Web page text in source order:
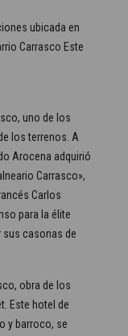
ubicada en
Carrasco Este
uno de los
los terrenos. A
Arocena adquirió
Carrasco»,
Carlos
para la élite
sus casonas de
obra de los
Este hotel de
y barroco, se